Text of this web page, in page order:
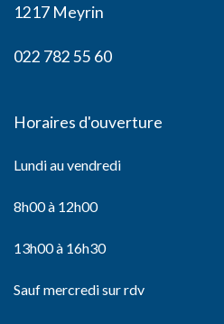
1217 Meyrin
022 782 55 60
Horaires d'ouverture
Lundi au vendredi
8h00 à 12h00
13h00 à 16h30
Sauf mercredi sur rdv